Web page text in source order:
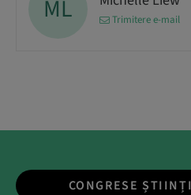
ML Trimitere e-mail
CONGRESE